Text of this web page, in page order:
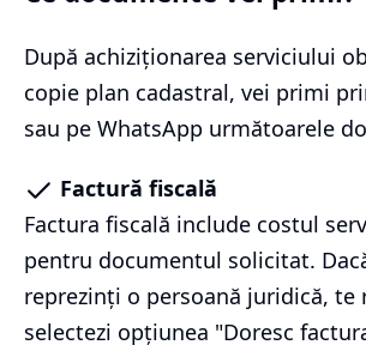
După achiziționarea serviciului
copie plan cadastral, vei primi
sau pe WhatsApp următoarele
Factură fiscală
Factura fiscală include costul
pentru documentul solicitat.
reprezinți o persoană juridică, te
selectezi opțiunea "Doresc